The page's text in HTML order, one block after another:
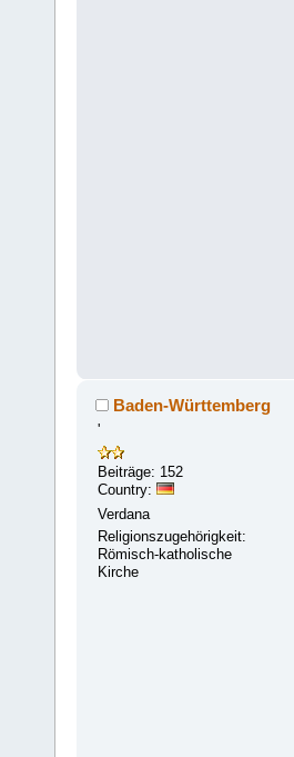
Baden-Württemberg
'
Beiträge: 152
Country:
Verdana
Religionszugehörigkeit:
Römisch-katholische
Kirche